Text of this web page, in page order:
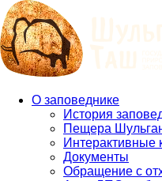
navigation
О заповеднике
История
Пещера
Интерактивные
Документы
Обращение с